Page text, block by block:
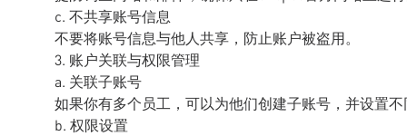
c. 不共享账号信息
不要将账号信息与他人共享，防止账户被盗用。
3. 账户关联与权限管理
a. 关联子账号
如果你有多个员工，可以为他们创建子账号，并设置
b. 权限设置